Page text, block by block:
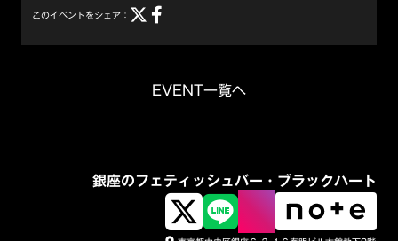
このイベントをシェア：
EVENT一覧へ
銀座のフェティッシュバー・ブラックハート